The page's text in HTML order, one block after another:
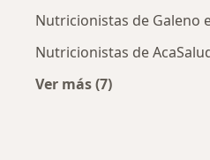
Nutricionistas de Galeno
Nutricionistas de
Ver más (7)